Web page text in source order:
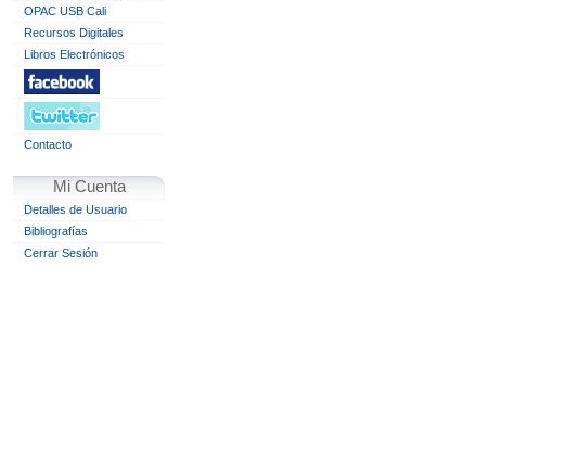
OPAC USB Cali
Recursos Digitales
Libros Electrónicos
Contacto
Mi Cuenta
Detalles de Usuario
Bibliografías
Cerrar Sesión